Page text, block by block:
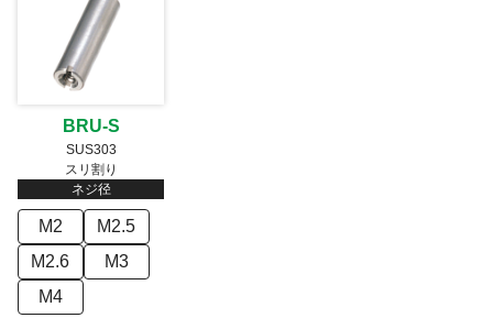
会社情報
BRU-S
SUS303
スリ割り
ネジ径
M2
M2.5
M2.6
M3
M4